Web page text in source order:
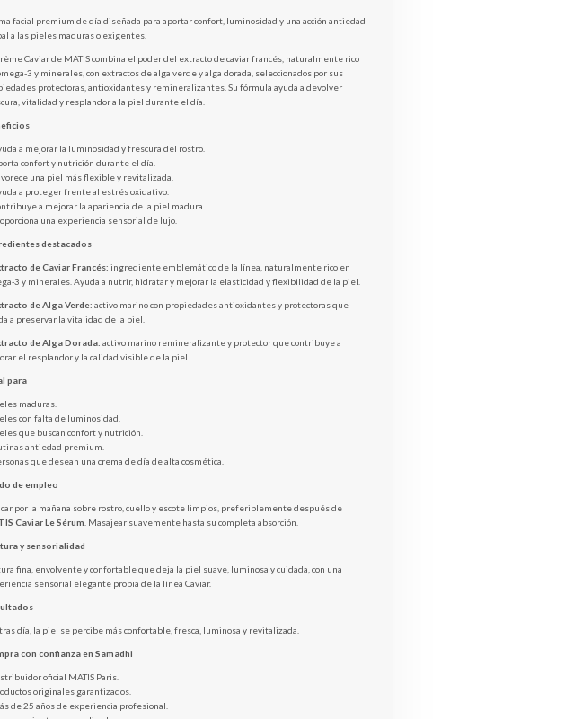
facial premium de día diseñada para aportar confort, luminosidad y una acción antiedad
a las pieles maduras o exigentes.
Caviar de MATIS combina el poder del extracto de caviar francés, naturalmente rico
3 y minerales, con extractos de alga verde y alga dorada, seleccionados por sus
protectoras, antioxidantes y remineralizantes. Su fórmula ayuda a devolver
vitalidad y resplandor a la piel durante el día.
a mejorar la luminosidad y frescura del rostro.
confort y nutrición durante el día.
una piel más flexible y revitalizada.
a proteger frente al estrés oxidativo.
a mejorar la apariencia de la piel madura.
una experiencia sensorial de lujo.
destacados
de Caviar Francés: ingrediente emblemático de la línea, naturalmente rico en
3 y minerales. Ayuda a nutrir, hidratar y mejorar la elasticidad y flexibilidad de la piel.
de Alga Verde: activo marino con propiedades antioxidantes y protectoras que
a preservar la vitalidad de la piel.
de Alga Dorada: activo marino remineralizante y protector que contribuye a
el resplandor y la calidad visible de la piel.
para
maduras.
con falta de luminosidad.
que buscan confort y nutrición.
antiedad premium.
que desean una crema de día de alta cosmética.
de empleo
por la mañana sobre rostro, cuello y escote limpios, preferiblemente después de
Caviar Le Sérum . Masajear suavemente hasta su completa absorción.
y sensorialidad
fina, envolvente y confortable que deja la piel suave, luminosa y cuidada, con una
sensorial elegante propia de la línea Caviar.
día, la piel se percibe más confortable, fresca, luminosa y revitalizada.
con confianza en Samadhi
oficial MATIS Paris.
originales garantizados.
de 25 años de experiencia profesional.